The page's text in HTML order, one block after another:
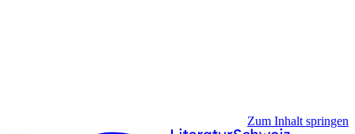
Zum Inhalt springen